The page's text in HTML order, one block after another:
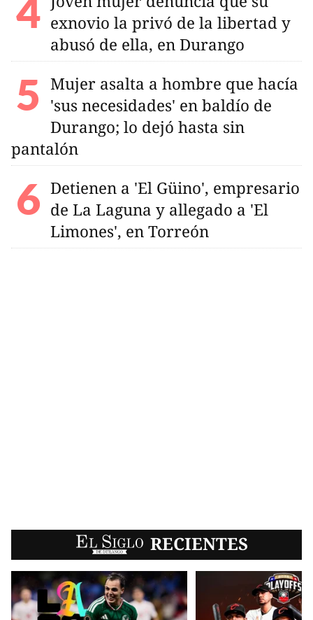
exnovio la privó de la libertad y
abusó de ella, en Durango
Mujer asalta a hombre que hacía
'sus necesidades' en baldío de
Durango; lo dejó hasta sin
pantalón
Detienen a 'El Güino', empresario
de La Laguna y allegado a 'El
Limones', en Torreón
EL SIGLO RECIENTES